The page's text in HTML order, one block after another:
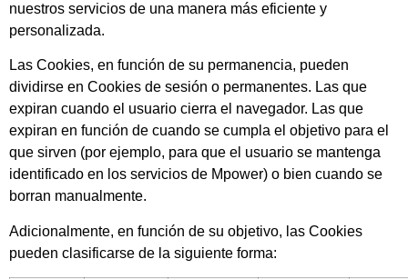
nuestros servicios de una manera más eficiente y
personalizada.
Las Cookies, en función de su permanencia, pueden
dividirse en Cookies de sesión o permanentes. Las que
expiran cuando el usuario cierra el navegador. Las que
expiran en función de cuando se cumpla el objetivo para el
que sirven (por ejemplo, para que el usuario se mantenga
identificado en los servicios de Mpower) o bien cuando se
borran manualmente.
Adicionalmente, en función de su objetivo, las Cookies
pueden clasificarse de la siguiente forma: